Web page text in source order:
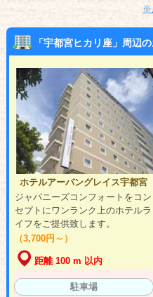
※
「宇都宮ヒカリ座」周辺
ホテルアーバングレイス宇都宮
ジャパニーズコンフォートをコン
セプトにワンランク上のホテルラ
イフをご提供致します。
（3,700円～）
距離 100 m 以内
駐車場